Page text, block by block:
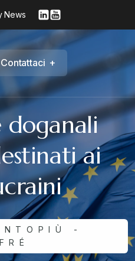
News
Contattaci +
doganali
ai
-